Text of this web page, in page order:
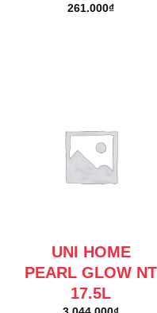
261.000₫
UNI HOME
PEARL GLOW NT
17.5L